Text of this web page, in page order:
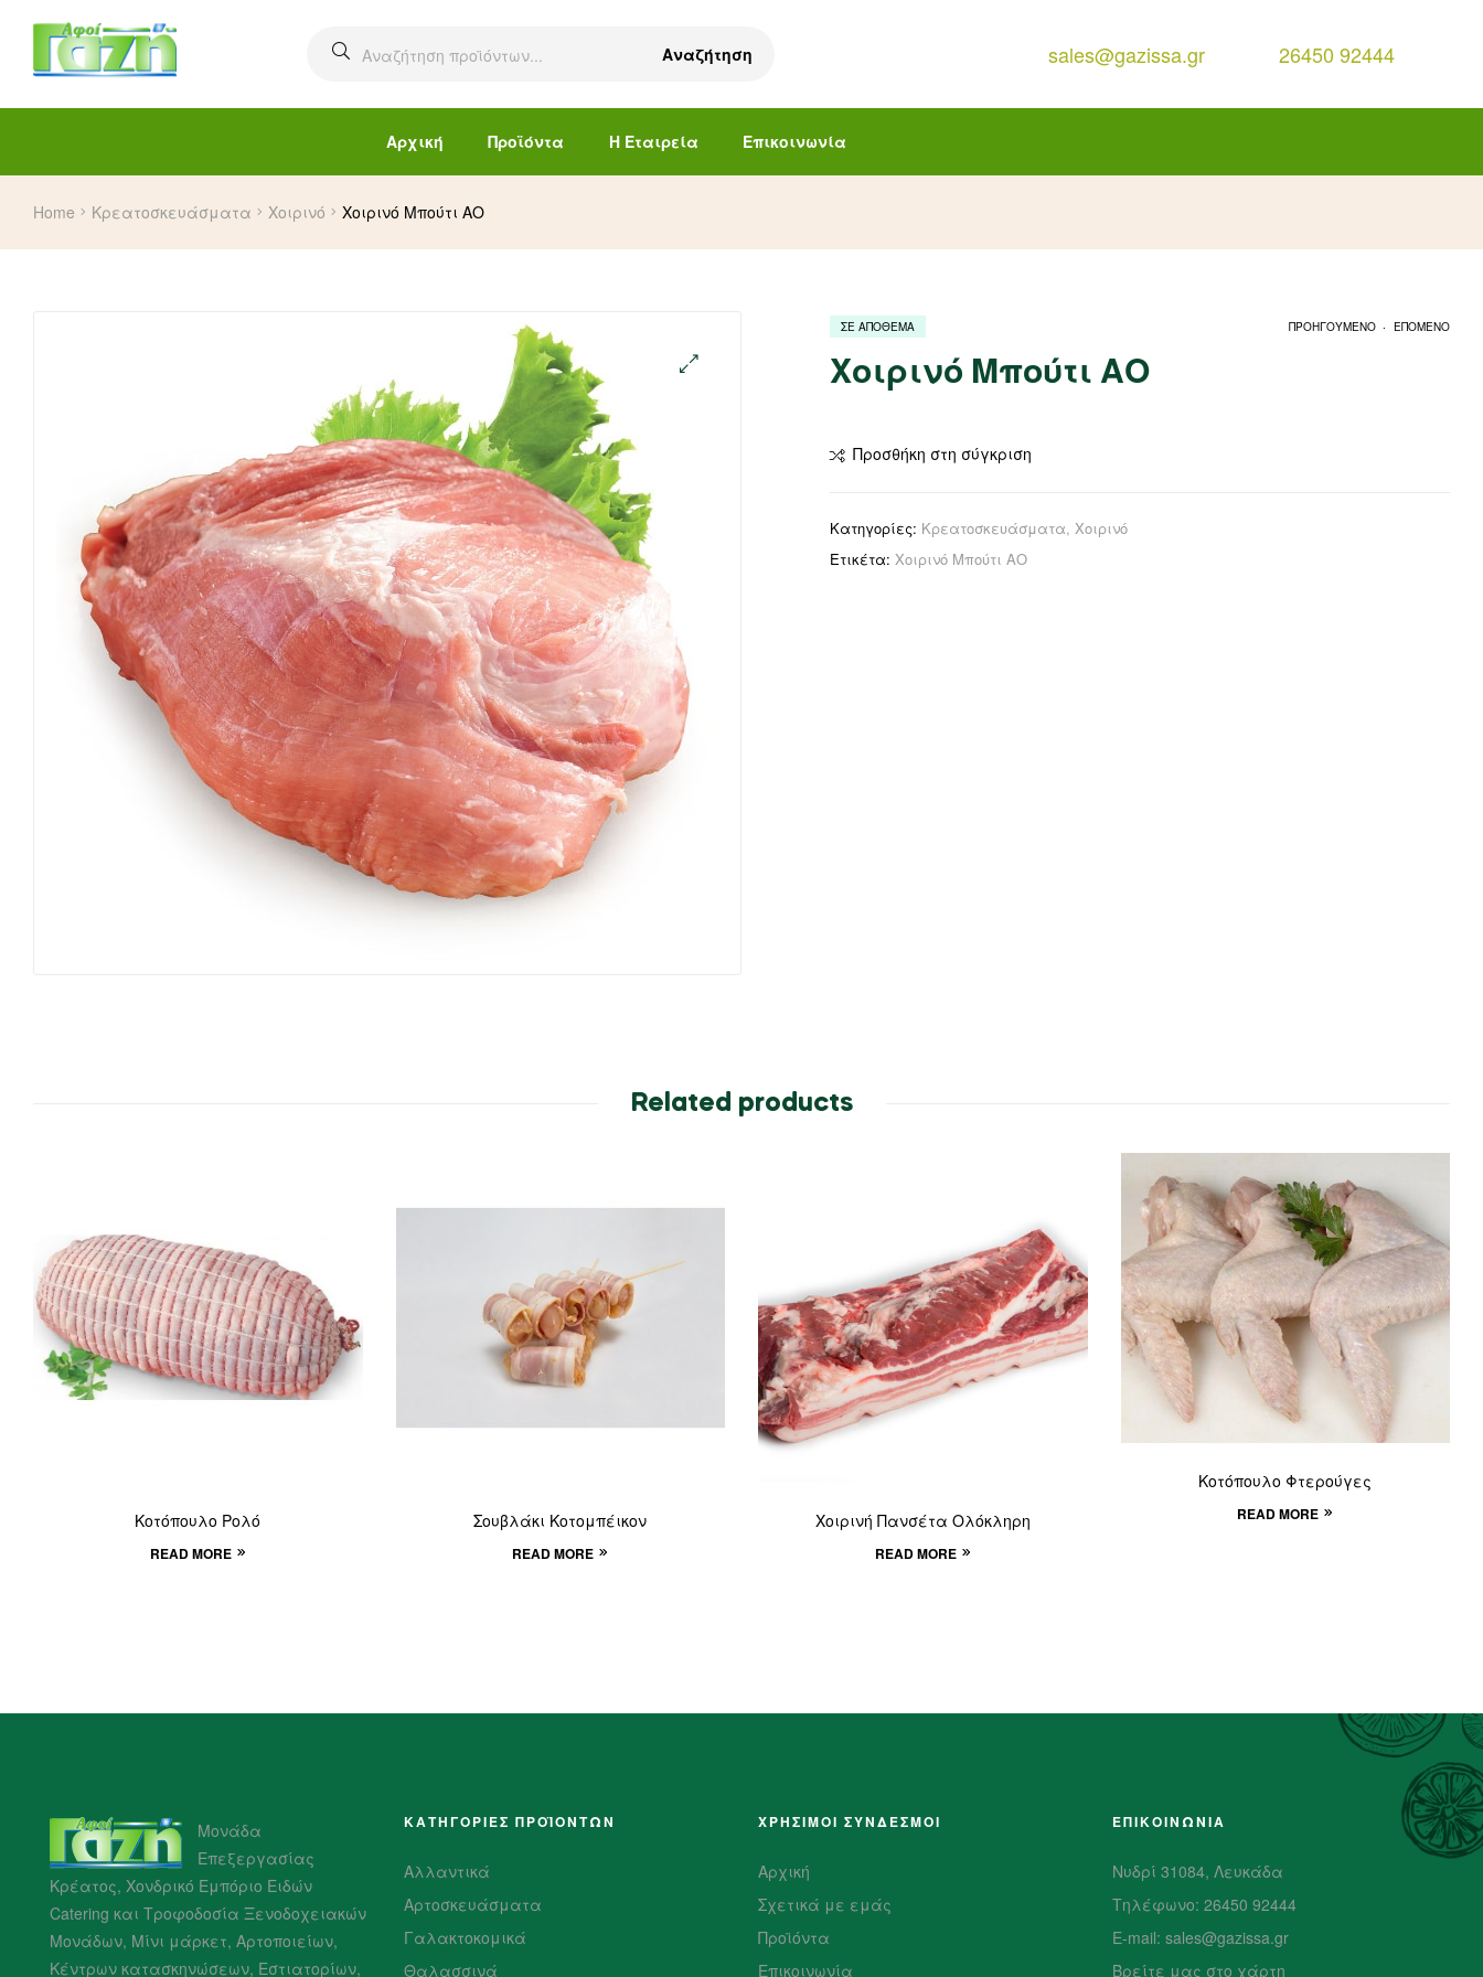
Αναζήτηση sales@gazissa.gr 26450 92444
Αρχική Προϊόντα Η Εταιρεία Επικοινωνία
Home Κρεατοσκευάσματα Χοιρινό Χοιρινό Μπούτι ΑΟ
ΠΡΟΗΓΟΥΜΕΝΟ . ΕΠΟΜΕΝΟ
ΣΕ ΑΠΟΘΕΜΑ
Χοιρινό Μπούτι ΑΟ
Προσθήκη στη σύγκριση
Κατηγορίες: Κρεατοσκευάσματα, Χοιρινό
Ετικέτα: Χοιρινό Μπούτι ΑΟ
Related products
Κοτόπουλο Ρολό
READ MORE
Σουβλάκι Κοτομπέικον
READ MORE
Χοιρινή Πανσέτα Ολόκληρη
READ MORE
Κοτόπουλο Φτερούγες
READ MORE
Μονάδα
Επεξεργασίας
Κρέατος, Χονδρικό Εμπόριο Ειδών
Catering και Τροφοδοσία Ξενοδοχειακών
Μονάδων, Μίνι μάρκετ, Αρτοποιείων,
Κέντρων κατασκηνώσεων, Εστιατορίων,
ΚΑΤΗΓΟΡΙΕΣ ΠΡΟΪΌΝΤΩΝ
Αλλαντικά
Αρτοσκευάσματα
Γαλακτοκομικά
Θαλασσινά
ΧΡΗΣΙΜΟΙ ΣΥΝΔΕΣΜΟΙ
Αρχική
Σχετικά με εμάς
Προϊόντα
Επικοινωνία
ΕΠΙΚΟΙΝΩΝΙΑ
Νυδρί 31084, Λευκάδα
Τηλέφωνο: 26450 92444
E-mail: sales@gazissa.gr
Βρείτε μας στο χάρτη